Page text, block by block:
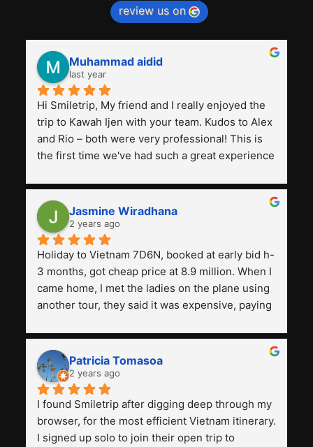
review us on
Muhammad aidid
last year
Hi Smiletrip, My friend and I really enjoyed the
trip to Kawah Ijen with your team. Kudos to Alex
and Rio – both were very professional! This is
the first time we've had such a great experience
previous ones we've used.
Jasmine Wiradhana
2 years ago
Holiday to Vietnam 7D6N, booked at early bid h-
3 months, got cheap price at 8.9 million. When I
came home, I met the ladies on the plane using
another tour, they said it was expensive, paying
and facilities are all the same. The smile trip is
really worth it, the guide is helpful, humble and
friendly. Next, I want to try another trip,
Smiletrip. Thank you
Patricia Tomasoa
2 years ago
I found Smiletrip after digging deep through my
browser, for the most efficient Vietnam itinerary.
I signed up solo to join their open trip to